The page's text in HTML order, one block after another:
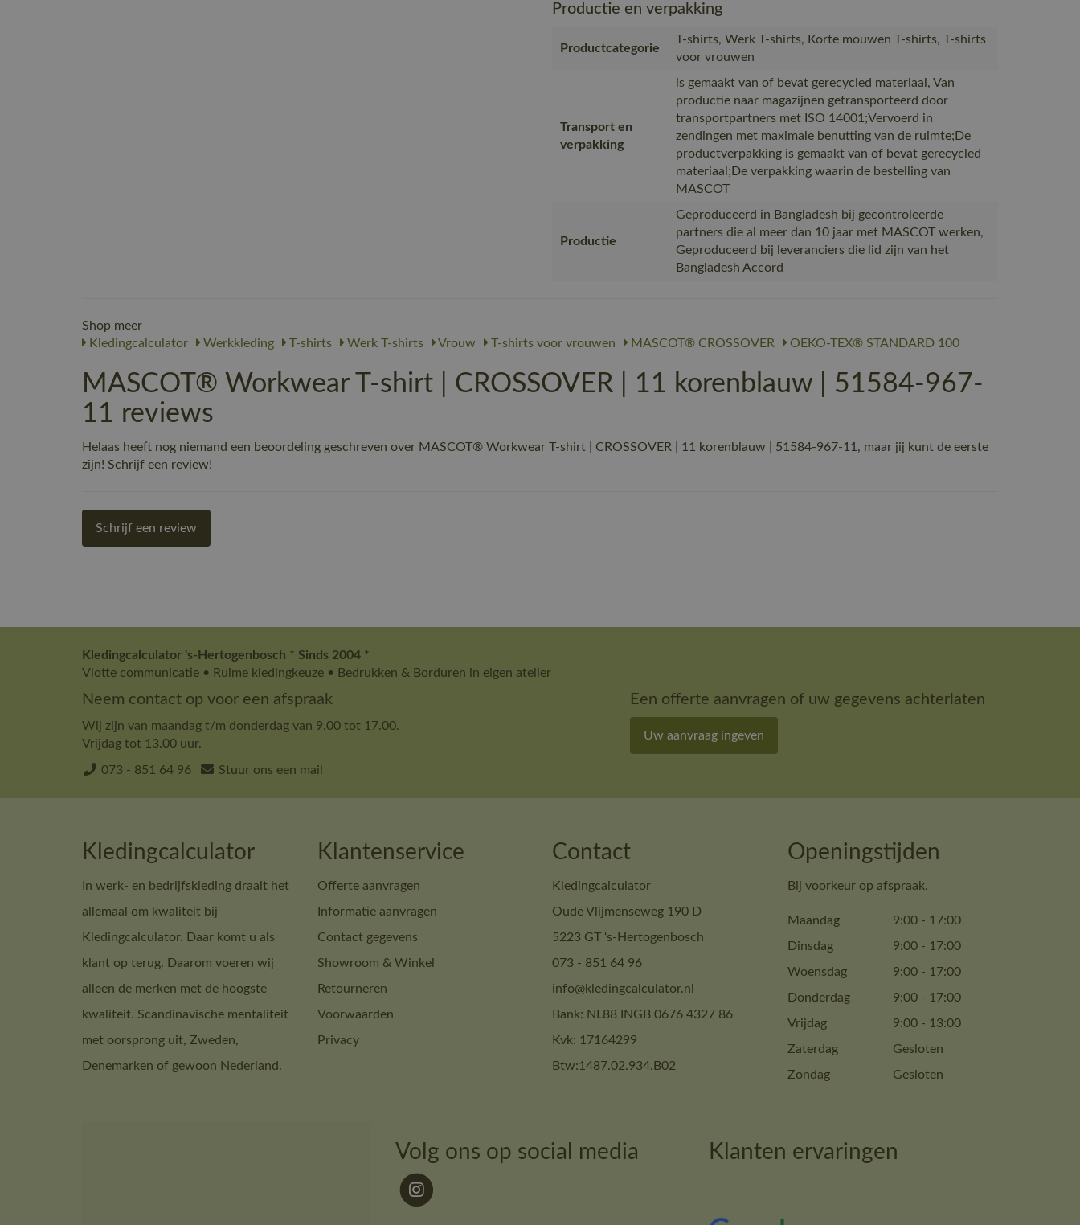
Productie en verpakking
Productcategorie
T-shirts, Werk T-shirts, Korte mouwen T-shirts, T-shirts
voor vrouwen
Transport en
verpakking
is gemaakt van of bevat gerecycled materiaal, Van
productie naar magazijnen getransporteerd door
transportpartners met ISO 14001;Vervoerd in
zendingen met maximale benutting van de ruimte;De
productverpakking is gemaakt van of bevat gerecycled
materiaal;De verpakking waarin de bestelling van
MASCOT
Productie
Geproduceerd in Bangladesh bij gecontroleerde
partners die al meer dan 10 jaar met MASCOT werken,
Geproduceerd bij leveranciers die lid zijn van het
Bangladesh Accord
Shop meer
Kledingcalculator
Werkkleding T-shirts Werk T-shirts Vrouw T-shirts voor vrouwen MASCOT® CROSSOVER OEKO-TEX® STANDARD 100
MASCOT® Workwear T-shirt | CROSSOVER | 11 korenblauw | 51584-967-
11 reviews
Helaas heeft nog niemand een beoordeling geschreven over MASCOT® Workwear T-shirt | CROSSOVER | 11 korenblauw | 51584-967-11, maar jij kunt de eerste
zijn! Schrijf een review!
Schrijf een review
Kledingcalculator 's-Hertogenbosch * Sinds 2004 *
Vlotte communicatie • Ruime kledingkeuze • Bedrukken & Borduren in eigen atelier
Neem contact op voor een afspraak
Wij zijn van maandag t/m donderdag van 9.00 tot 17.00.
Vrijdag tot 13.00 uur.
073 - 851 64 96 Stuur ons een mail
Een offerte aanvragen of uw gegevens achterlaten
Uw aanvraag ingeven
Kledingcalculator
In werk- en bedrijfskleding draait het
allemaal om kwaliteit bij
Kledingcalculator. Daar komt u als
klant op terug. Daarom voeren wij
alleen de merken met de hoogste
kwaliteit. Scandinavische mentaliteit
met oorsprong uit, Zweden,
Denemarken of gewoon Nederland.
Klantenservice
Offerte aanvragen
Informatie aanvragen
Contact gegevens
Showroom & Winkel
Retourneren
Voorwaarden
Privacy
Contact
Kledingcalculator
Oude Vlijmenseweg 190 D
5223 GT ‘s-Hertogenbosch
073 - 851 64 96
info@kledingcalculator.nl
Bank: NL88 INGB 0676 4327 86
Kvk: 17164299
Btw:1487.02.934.B02
Openingstijden
Bij voorkeur op afspraak.
Maandag 9:00 - 17:00
Dinsdag
9:00 - 17:00
Woensdag
9:00 - 17:00
Donderdag
9:00 - 17:00
Vrijdag
9:00 - 13:00
Zaterdag
Gesloten
Zondag
Gesloten
Volg ons op social media Klanten ervaringen